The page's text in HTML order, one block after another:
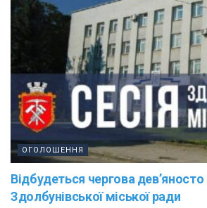
ОГОЛОШЕННЯ
Відбудеться чергова дев’яносто
Здолбунівської міської ради